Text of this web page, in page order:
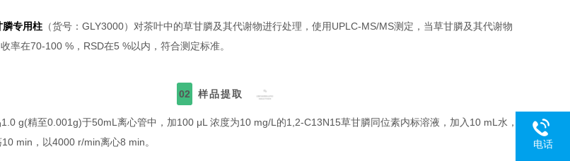
膦专用柱 （货号：GLY3000）对茶叶中的草甘膦及其代谢物进行处理，使用UPLC-MS/MS测定，当草甘膦及其代谢物
率在70-100 %，RSD在5 %以内，符合测定标准。
02 样品提取
g(精至0.001g)于50mL离心管中，加100 μL 浓度为10 mg/L的1,2-C13N15草甘膦同位素内标溶液，加入10 mL水，
min，以4000 r/min离心8 min。
电话